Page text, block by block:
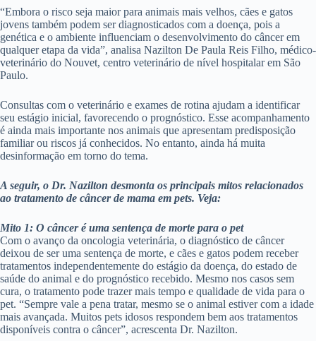
“Embora o risco seja maior para animais mais velhos, cães e gatos
jovens também podem ser diagnosticados com a doença, pois a
genética e o ambiente influenciam o desenvolvimento do câncer em
qualquer etapa da vida”, analisa Nazilton De Paula Reis Filho, médico-
veterinário do Nouvet, centro veterinário de nível hospitalar em São
Paulo.
Consultas com o veterinário e exames de rotina ajudam a identificar
seu estágio inicial, favorecendo o prognóstico. Esse acompanhamento
é ainda mais importante nos animais que apresentam predisposição
familiar ou riscos já conhecidos. No entanto, ainda há muita
desinformação em torno do tema.
A seguir, o Dr. Nazilton desmonta os principais mitos relacionados
ao tratamento de câncer de mama em pets. Veja:
Mito 1: O câncer é uma sentença de morte para o pet
Com o avanço da oncologia veterinária, o diagnóstico de câncer
deixou de ser uma sentença de morte, e cães e gatos podem receber
tratamentos independentemente do estágio da doença, do estado de
saúde do animal e do prognóstico recebido. Mesmo nos casos sem
cura, o tratamento pode trazer mais tempo e qualidade de vida para o
pet. “Sempre vale a pena tratar, mesmo se o animal estiver com a idade
mais avançada. Muitos pets idosos respondem bem aos tratamentos
disponíveis contra o câncer”, acrescenta Dr. Nazilton.